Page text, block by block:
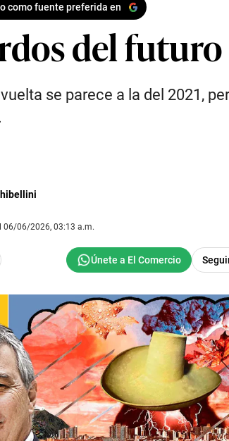
como fuente preferida en
del futuro
se parece a la del 2021,
06/06/2026, 03:13 a.m.